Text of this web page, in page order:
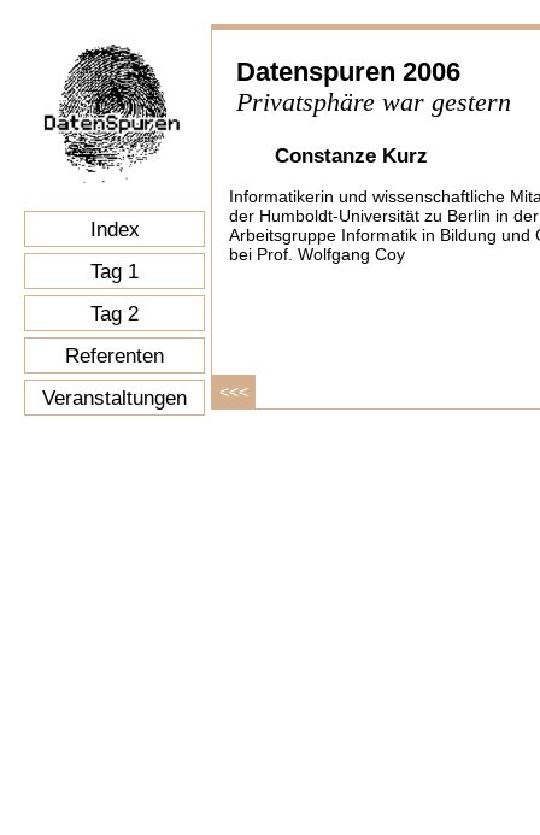
Index
Tag 1
Tag 2
Referenten
Veranstaltungen
Datenspuren 2006
Privatsphäre war gestern
Constanze Kurz
Informatikerin und wissenschaftliche
der Humboldt-Universität zu Berlin in der
Arbeitsgruppe Informatik in Bildung und
bei Prof. Wolfgang Coy
<<<